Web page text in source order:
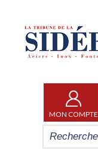
MON COMPTE